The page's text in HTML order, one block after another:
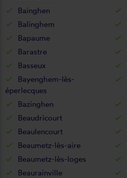
Bainghen
Balinghem
Bapaume
Barastre
Basseux
Bayenghem-lès-
éperlecques
Bazinghen
Beaudricourt
Beaulencourt
Beaumetz-lès-aire
Beaumetz-lès-loges
Beaurainville